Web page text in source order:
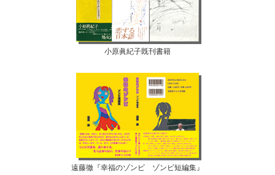
小原眞紀子既刊書籍
遠藤徹『幸福のゾンビ ゾンビ短編集』